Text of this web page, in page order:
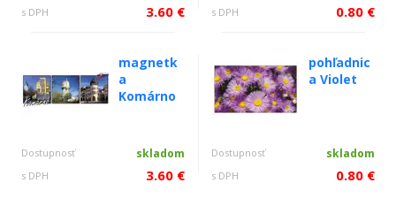
s DPH 3.60 € s DPH 0.80 €
magnetk
a
Komárno
Dostupnosť skladom
s DPH 3.60 €
pohľadnic
a Violet
Dostupnosť skladom
s DPH 0.80 €